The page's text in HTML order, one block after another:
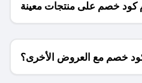
كود خصم على منتجات معينة
فقط؟
خصم مع العروض الأخرى؟